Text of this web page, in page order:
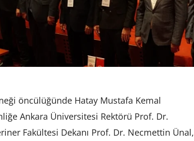
öncülüğünde Hatay Mustafa Kemal
Ankara Üniversitesi Rektörü Prof. Dr.
Fakültesi Dekanı Prof. Dr. Necmettin Ünal,